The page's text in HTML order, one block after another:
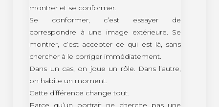
montrer et se conformer.
Se conformer, c’est essayer de
correspondre à une image extérieure. Se
montrer, c’est accepter ce qui est là, sans
chercher à le corriger immédiatement.
Dans un cas, on joue un rôle. Dans l’autre,
on habite un moment.
Cette différence change tout.
Parce qu’un portrait ne cherche pas une